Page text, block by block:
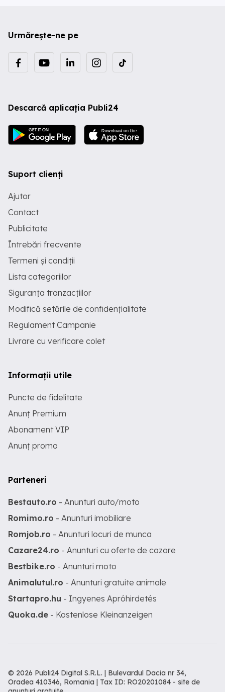
Urmărește-ne pe
Descarcă aplicația Publi24
Suport clienți
Ajutor
Contact
Publicitate
Întrebări frecvente
Termeni și condiții
Lista categoriilor
Siguranța tranzacțiilor
Modifică setările de confidențialitate
Regulament Campanie
Livrare cu verificare colet
Informații utile
Puncte de fidelitate
Anunț Premium
Abonament VIP
Anunț promo
Parteneri
Bestauto.ro - Anunturi auto/moto
Romimo.ro - Anunturi imobiliare
Romjob.ro - Anunturi locuri de munca
Cazare24.ro - Anunturi cu oferte de cazare
Bestbike.ro - Anunturi moto
Animalutul.ro - Anunturi gratuite animale
Startapro.hu - Ingyenes Apróhirdetés
Quoka.de - Kostenlose Kleinanzeigen
© 2026 Publi24 Digital S.R.L. | Bulevardul Dacia nr 34,
Oradea 410346, Romania | Tax ID: RO20201084 - site de